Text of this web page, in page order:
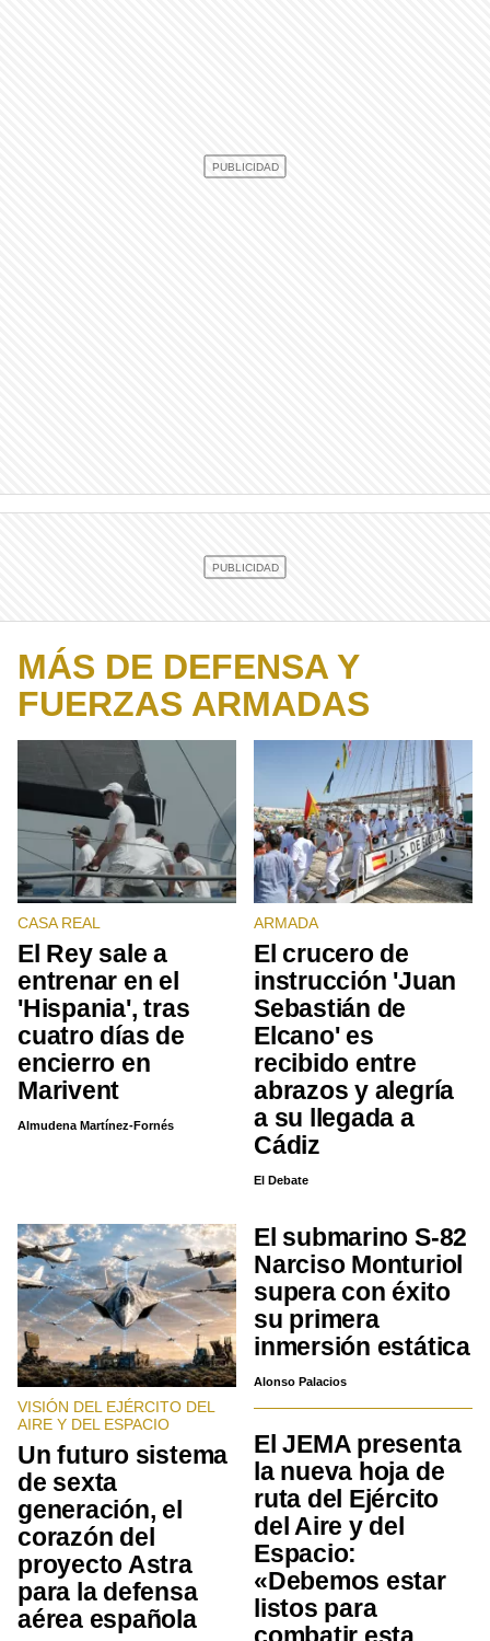
MÁS DE DEFENSA Y
FUERZAS ARMADAS
CASA REAL
El Rey sale a
entrenar en el
'Hispania', tras
cuatro días de
encierro en
Marivent
Almudena Martínez-Fornés
ARMADA
El crucero de
instrucción 'Juan
Sebastián de
Elcano' es
recibido entre
abrazos y alegría
a su llegada a
Cádiz
El Debate
VISIÓN DEL EJÉRCITO DEL
AIRE Y DEL ESPACIO
Un futuro sistema
de sexta
generación, el
corazón del
proyecto Astra
para la defensa
aérea española
El submarino S-82
Narciso Monturiol
supera con éxito
su primera
inmersión estática
Alonso Palacios
El JEMA presenta
la nueva hoja de
ruta del Ejército
del Aire y del
Espacio:
«Debemos estar
listos para